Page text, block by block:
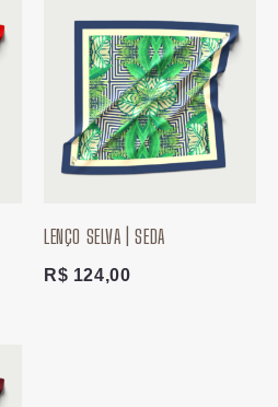
LENÇO SELVA | SEDA
R$ 124,00